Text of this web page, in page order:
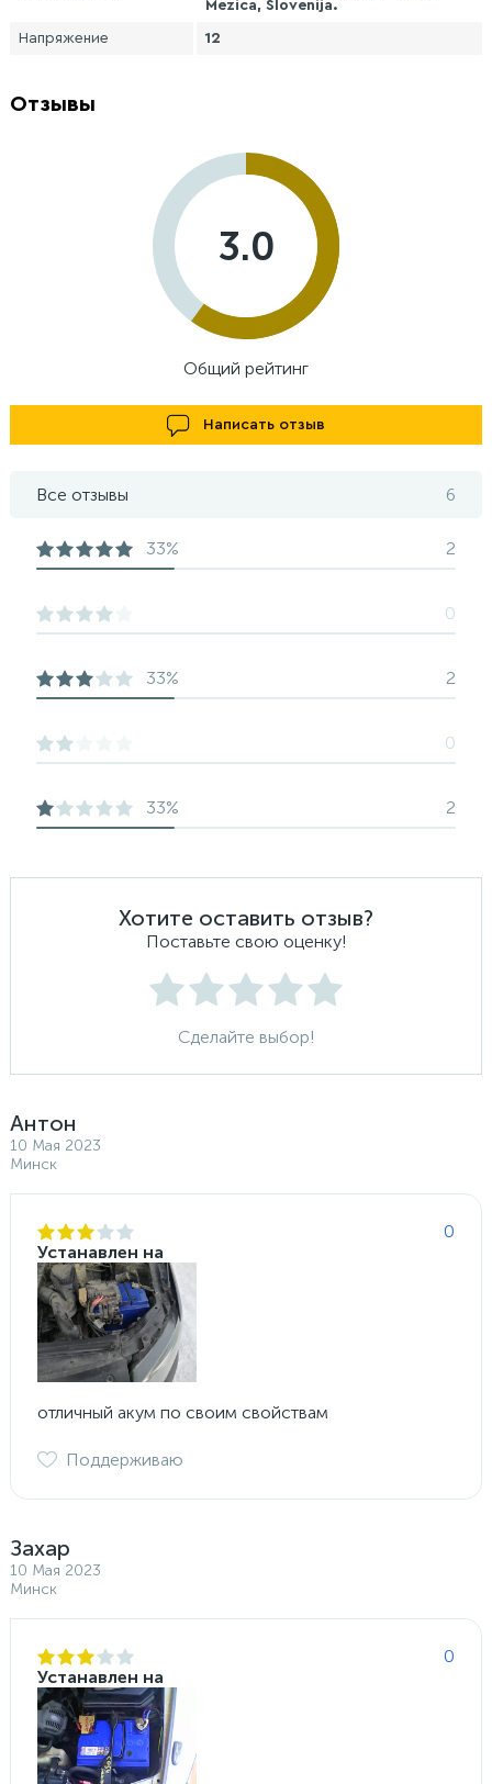
Mezica, Slovenija.
Напряжение 12
Отзывы
Хотите оставить отзыв?
Поставьте свою оценку!
Сделайте выбор!
Антон
10 Мая 2023
Минск
0
Устанавлен на
отличный акум по своим свойствам
Поддерживаю
Захар
10 Мая 2023
Минск
0
Устанавлен на
3.0
Общий рейтинг
Написать отзыв
Все отзывы 6
33% 2
0
33% 2
0
33% 2